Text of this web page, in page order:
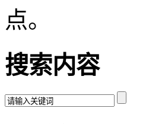
点。
搜索内容